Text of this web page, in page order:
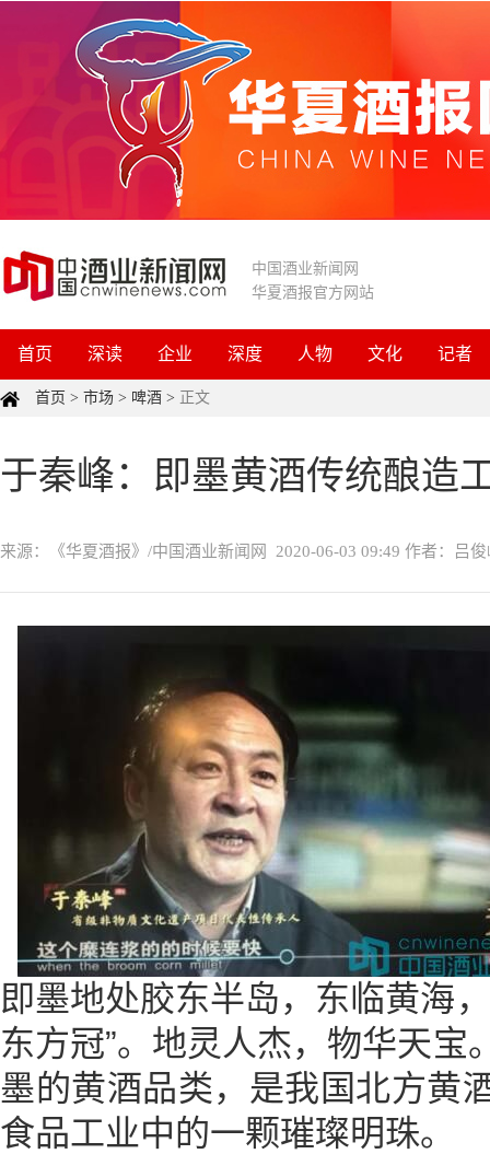
中国酒业新闻网
华夏酒报官方网站
首页 深读 企业 深度 人物 文化 记者
首页 > 市场 > 啤酒 > 正文
于秦峰：即墨黄酒传统酿造
来源：《华夏酒报》/中国酒业新闻网 2020-06-03 09:49 作者：吕俊
即墨地处胶东半岛，东临黄海
东方冠”。地灵人杰，物华天宝
墨的黄酒品类，是我国北方黄
食品工业中的一颗璀璨明珠。